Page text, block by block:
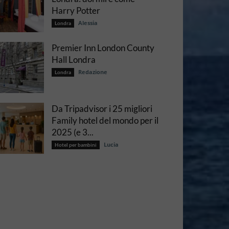
Harry Potter
Londra Alessia
Premier Inn London County
Hall Londra
Londra Redazione
Da Tripadvisor i 25 migliori
Family hotel del mondo per il
2025 (e 3...
Hotel per bambini Lucia